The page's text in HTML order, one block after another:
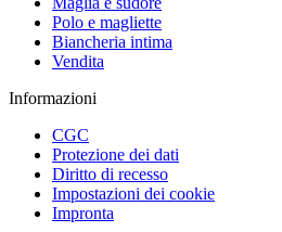
Polo e magliette
Biancheria intima
Vendita
Informazioni
CGC
Protezione dei dati
Diritto di recesso
Impostazioni dei cookie
Impronta